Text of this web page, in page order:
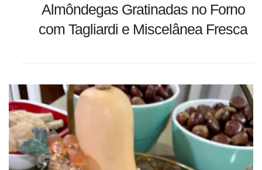
Almôndegas Gratinadas no Forno
com Tagliardi e Miscelânea Fresca